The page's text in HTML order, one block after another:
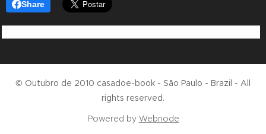
Share
© Outubro de 2010 casadoe-book - São Paulo - Brazil - All
rights reserved.
Powered by Webnode